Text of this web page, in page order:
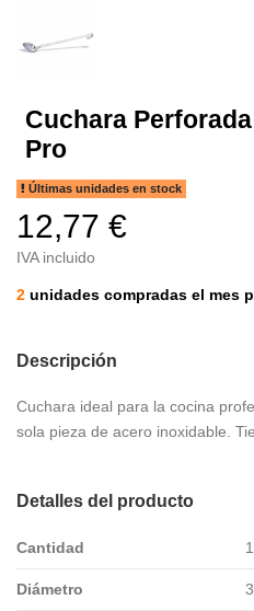
Cuchara
Pro
Últimas unidades en stock
12,77 €
IVA incluido
2 unidades compradas el mes
Descripción
Cuchara ideal para la cocina
sola pieza de acero inoxidable.
Detalles del producto
Cantidad
Diámetro